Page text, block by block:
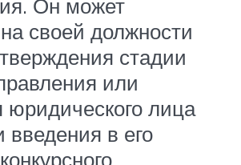
Он может
своей должности
стадии
или
юридического лица
введения в его